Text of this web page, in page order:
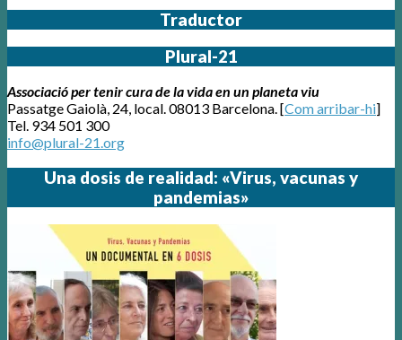
Traductor
Plural-21
Associació per tenir cura de la vida en un planeta viu
Passatge Gaiolà, 24, local. 08013 Barcelona. [Com arribar-hi]
Tel. 934 501 300
info@plural-21.org
Una dosis de realidad: «Virus, vacunas y
pandemias»